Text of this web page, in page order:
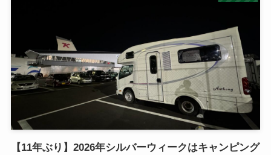
【11年ぶり】2026年シルバーウィークはキャンピング